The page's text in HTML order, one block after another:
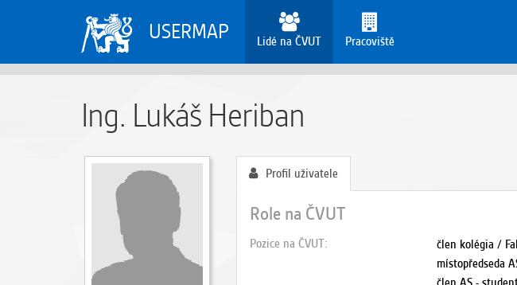
USERMAP Lidé na ČVUT Pracoviště
Ing. Lukáš Heriban
Profil uživatele
Role na ČVUT
Pozice na ČVUT
člen kolégia /
místopředseda